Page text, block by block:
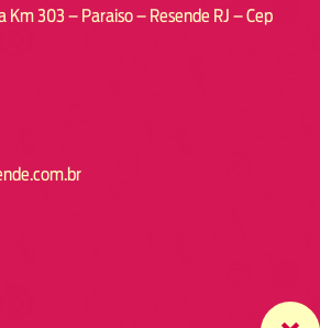
303 – Paraiso – Resende RJ – Cep